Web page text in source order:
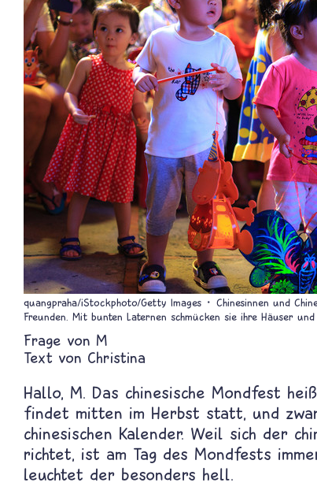
quangpraha/iStockphoto/Getty Images
Chinesinnen und
Freunden. Mit bunten Laternen schmücken sie ihre Häuser und
M
Text von Christina
Hallo, M. Das chinesische Mondfest
findet mitten im Herbst statt, und
chinesischen Kalender. Weil sich der
richtet, ist am Tag des Mondfests
leuchtet der besonders hell.